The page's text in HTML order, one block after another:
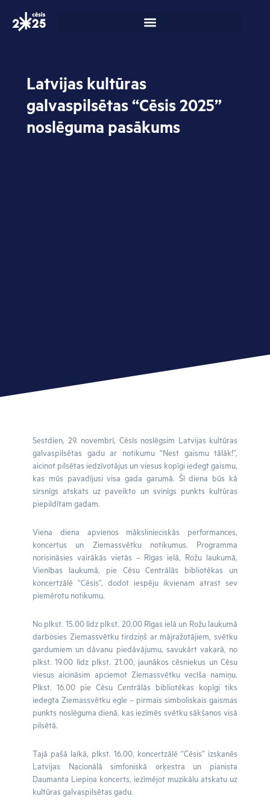
Latvijas kultūras
galvaspilsētas “Cēsis 2025”
noslēguma pasākums
Sestdien, 29. novembrī, Cēsīs noslēgsim Latvijas kultūras
galvaspilsētas gadu ar notikumu “Nest gaismu tālāk!”,
aicinot pilsētas iedzīvotājus un viesus kopīgi iedegt gaismu,
kas mūs pavadījusi visa gada garumā. Šī diena būs kā
sirsnīgs atskats uz paveikto un svinīgs punkts kultūras
piepildītam gadam.
Viena diena apvienos mākslinieciskās performances,
koncertus un Ziemassvētku notikumus. Programma
norisināsies vairākās vietās – Rīgas ielā, Rožu laukumā,
Vienības laukumā, pie Cēsu Centrālās bibliotēkas un
koncertzālē “Cēsis”, dodot iespēju ikvienam atrast sev
piemērotu notikumu.
No plkst. 15.00 līdz plkst. 20.00 Rīgas ielā un Rožu laukumā
darbosies Ziemassvētku tirdziņš ar mājražotājiem, svētku
gardumiem un dāvanu piedāvājumu, savukārt vakarā, no
plkst. 19.00 līdz plkst. 21.00, jaunākos cēsniekus un Cēsu
viesus aicināsim apciemot Ziemassvētku vecīša namiņu.
Plkst. 16.00 pie Cēsu Centrālās bibliotēkas kopīgi tiks
iedegta Ziemassvētku egle – pirmais simboliskais gaismas
punkts noslēguma dienā, kas iezīmēs svētku sākšanos visā
pilsētā.
Tajā pašā laikā, plkst. 16.00, koncertzālē “Cēsis” izskanēs
Latvijas Nacionālā simfoniskā orķestra un pianista
Daumanta Liepiņa koncerts, iezīmējot muzikālu atskatu uz
kultūras galvaspilsētas gadu.